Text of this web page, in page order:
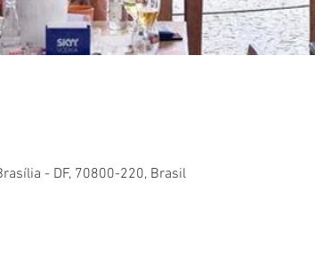
- DF, 70800-220, Brasil